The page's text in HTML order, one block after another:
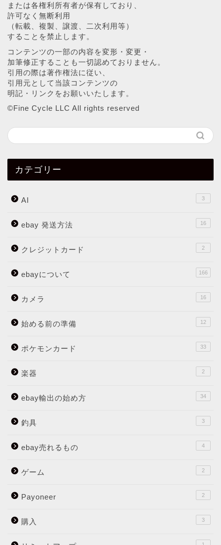
または各権利所有者が保有しており、
許可なく無断利用
（転載、複製、譲渡、二次利用等）
することを禁止します。
コンテンツの一部の内容を変形・変更・
加筆修正することも一切認めておりません。
引用の際は著作権法に従い、
引用元として当該コンテンツの
明記・リンクをお願いいたします。
©︎Fine Cycle LLC All rights reserved
カテゴリー
AI 3
ebay 発送方法 16
クレジットカード 2
ebayについて 166
カメラ 16
始める前の準備 12
ポケモンカード 33
楽器 2
ebay輸出の始め方 34
釣具 3
ebay売れるもの 4
ゲーム 2
Payoneer 2
購入 3